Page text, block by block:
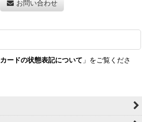
お問い合わせ
カードの状態表記について 」をご覧くださ